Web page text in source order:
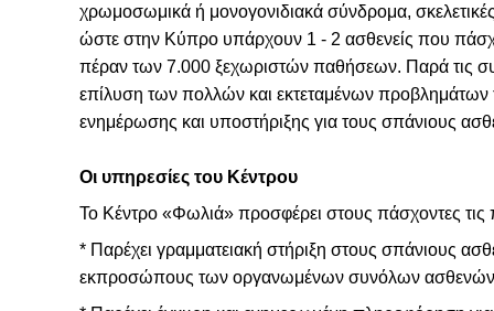
χρωμοσωμικά ή μονογονιδιακά σύνδρομα,
ώστε στην Κύπρο υπάρχουν 1 - 2 ασθενείς που
πέραν των 7.000 ξεχωριστών παθήσεων. Παρά τις
επίλυση των πολλών και εκτεταμένων προβλημάτων
ενημέρωσης και υποστήριξης για τους σπάνιους
Οι υπηρεσίες του Κέντρου
Το Κέντρο «Φωλιά» προσφέρει στους πάσχοντες τις
* Παρέχει γραμματειακή στήριξη στους σπάνιους
εκπροσώπους των οργανωμένων συνόλων ασθενών ή